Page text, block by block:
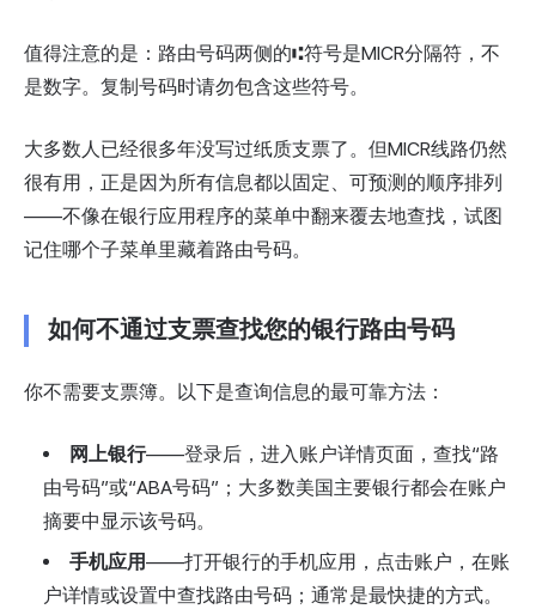
值得注意的是：路由号码两侧的⑆符号是MICR分隔符，不
是数字。复制号码时请勿包含这些符号。
大多数人已经很多年没写过纸质支票了。但MICR线路仍然
很有用，正是因为所有信息都以固定、可预测的顺序排列
——不像在银行应用程序的菜单中翻来覆去地查找，试图
记住哪个子菜单里藏着路由号码。
如何不通过支票查找您的银行路由号码
你不需要支票簿。以下是查询信息的最可靠方法：
网上银行——登录后，进入账户详情页面，查找“路
由号码”或“ABA号码”；大多数美国主要银行都会在账户
摘要中显示该号码。
手机应用——打开银行的手机应用，点击账户，在账
户详情或设置中查找路由号码；通常是最快捷的方式。